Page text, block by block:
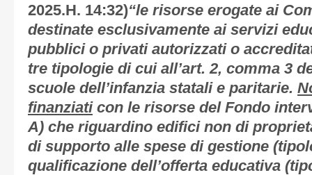
2025.H. 14:32)“le risorse erogate ai
destinate esclusivamente ai servizi
pubblici o privati autorizzati o
tre tipologie di cui all’art. 2, comma 3
scuole dell’infanzia statali e paritarie.
finanziaticon le risorse del Fondo
A) che riguardino edifici non di
di supporto alle spese di gestione
qualificazione dell’offerta educativa